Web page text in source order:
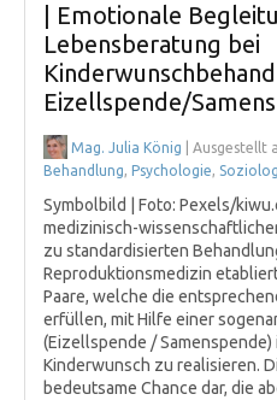
| Emotionale
Lebensberatung bei
Eizellspende/
Mag. Julia König | Ausgestellt
Behandlung, Psychologie,
Symbolbild | Foto: Pexels/
medizinisch-
zu standardisierten
Reproduktionsmedizin
Paare, welche die
erfüllen, mit Hilfe einer
(Eizellspende /
Kinderwunsch zu realisieren.
bedeutsame Chance dar, die